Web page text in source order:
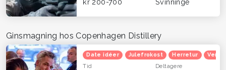
Ginsmagning hos Copenhagen Distillery
Date idéer Julefrokost Herretur
Tid Deltagere